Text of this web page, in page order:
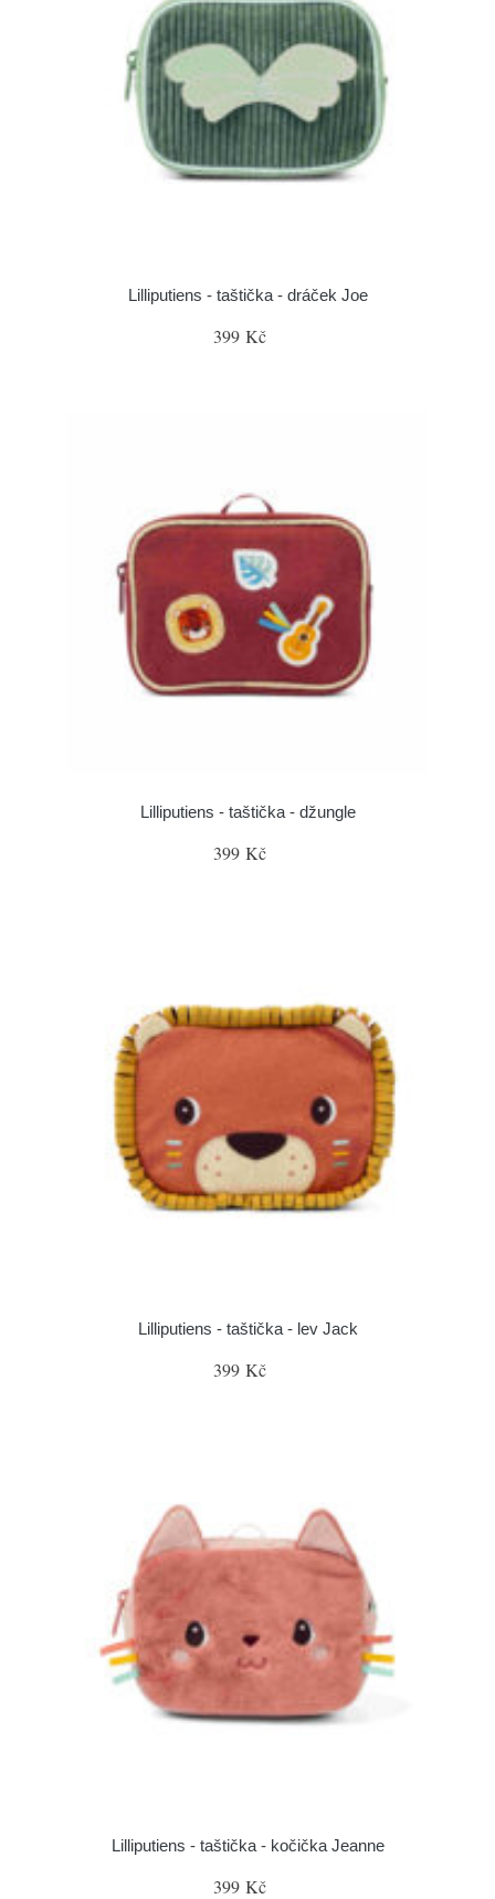
Lilliputiens - taštička - dráček Joe
399 Kč
Lilliputiens - taštička - džungle
399 Kč
Lilliputiens - taštička - lev Jack
399 Kč
Lilliputiens - taštička - kočička Jeanne
399 Kč